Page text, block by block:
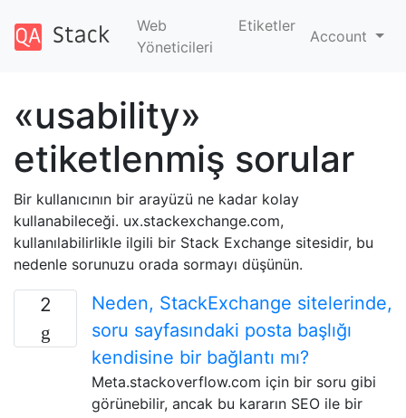
Web
Yöneticileri
Etiketler
Account
«usability»
etiketlenmiş sorular
Bir kullanıcının bir arayüzü ne kadar kolay
kullanabileceği. ux.stackexchange.com,
kullanılabilirlikle ilgili bir Stack Exchange sitesidir, bu
nedenle sorunuzu orada sormayı düşünün.
2
Neden, StackExchange sitelerinde,
soru sayfasındaki posta başlığı
kendisine bir bağlantı mı?
Meta.stackoverflow.com için bir soru gibi
görünebilir, ancak bu kararın SEO ile bir